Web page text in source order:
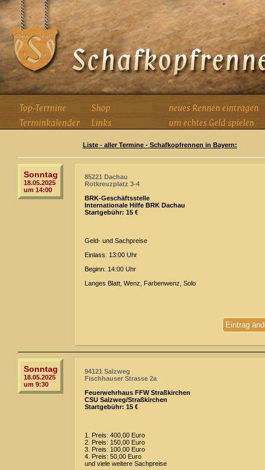
Liste - aller Termine - Schafkopfrennen in Bayern:
Sonntag
18.05.2025
um 14:00
85221 Dachau
Rotkreuzplatz 3-4
BRK-Geschäftsstelle
Internationale Hilfe BRK Dachau
Startgebühr: 15 €
Geld- und Sachpreise
Einlass: 13:00 Uhr
Beginn: 14:00 Uhr
Langes Blatt, Wenz, Farbenwenz, Solo
Eintrag
Sonntag
18.05.2025
um 9:30
94121 Salzweg
Fischhauser Strasse 2a
Feuerwehrhaus FFW Straßkirchen
CSU Salzweg/Straßkirchen
Startgebühr: 15 €
1. Preis: 400,00 Euro
2. Preis: 150,00 Euro
3. Preis: 100,00 Euro
4. Preis: 50,00 Euro
und viele weitere Sachpreise